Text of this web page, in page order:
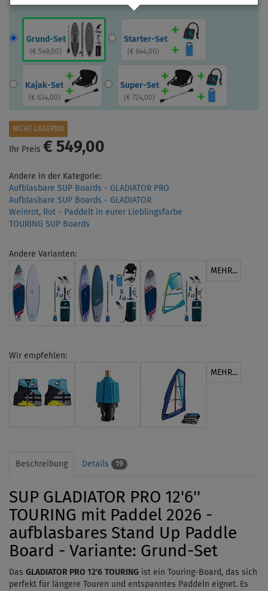
Grund-Set
( € 549,00)
Starter-Set
( € 644,00)
Kajak-Set
( € 634,00)
Super-Set
( € 724,00)
NICHT LAGERND
Ihr Preis € 549,00
Andere in der Kategorie:
Aufblasbare SUP Boards - GLADIATOR PRO
Aufblasbare SUP Boards - GLADIATOR
Weinrot, Rot - Paddelt in eurer Lieblingsfarbe
TOURING SUP Boards
Andere Varianten:
MEHR...
Wir empfehlen:
MEHR...
Beschreibung Details 19
SUP GLADIATOR PRO 12'6''
TOURING mit Paddel 2026 -
aufblasbares Stand Up Paddle
Board - Variante: Grund-Set
Das GLADIATOR PRO 12'6 TOURING ist ein Touring-Board, das sich
perfekt für längere Touren und entspanntes Paddeln eignet. Es